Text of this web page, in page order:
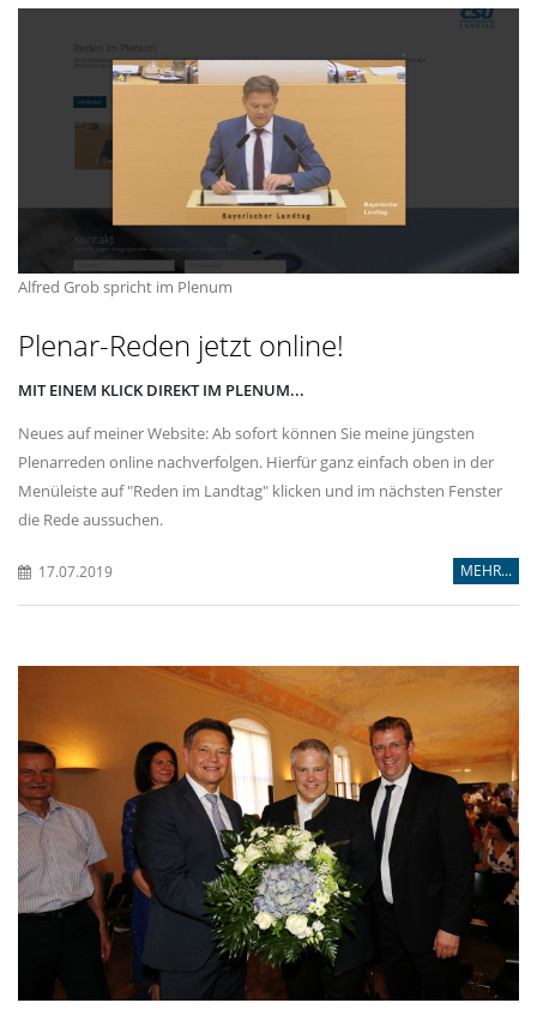
Alfred Grob spricht im Plenum
Plenar-Reden jetzt online!
MIT EINEM KLICK DIREKT IM PLENUM...
Neues auf meiner Website: Ab sofort können Sie meine jüngsten
Plenarreden online nachverfolgen. Hierfür ganz einfach oben in der
Menüleiste auf "Reden im Landtag" klicken und im nächsten Fenster
die Rede aussuchen.
17.07.2019 MEHR...